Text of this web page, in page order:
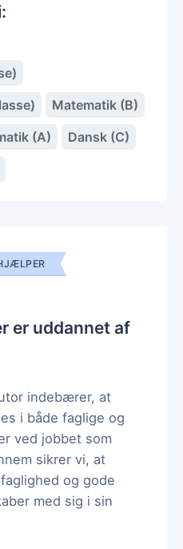
Matematik (B)
(A)
Dansk (C)
er uddannet af
indebærer, at
i både faglige og
ved jobbet som
sikrer vi, at
og gode
med sig i sin